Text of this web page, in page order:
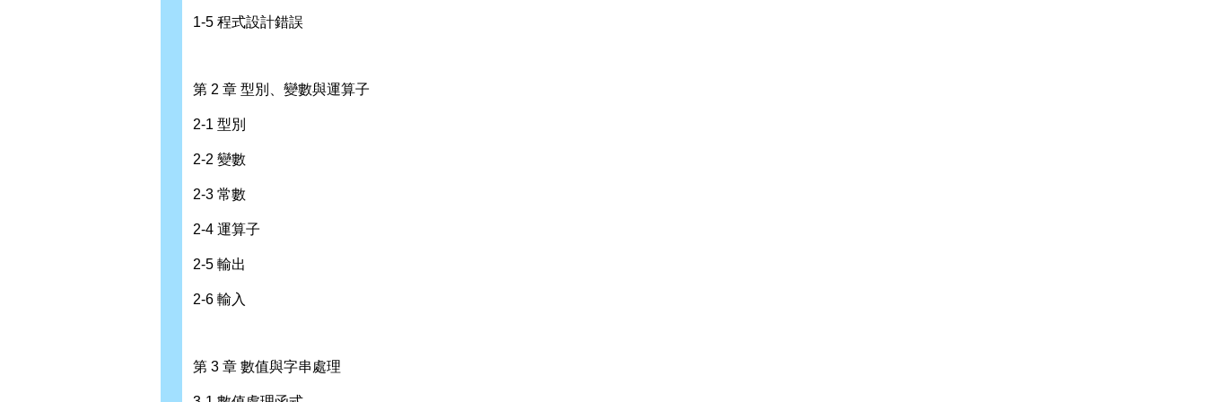
1-5 程式設計錯誤
第 2 章 型別、變數與運算子
2-1 型別
2-2 變數
2-3 常數
2-4 運算子
2-5 輸出
2-6 輸入
第 3 章 數值與字串處理